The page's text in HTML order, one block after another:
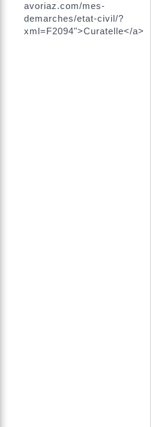
avoriaz.com/mes-
demarches/etat-civil/?
xml=F2094">Curatelle</a>